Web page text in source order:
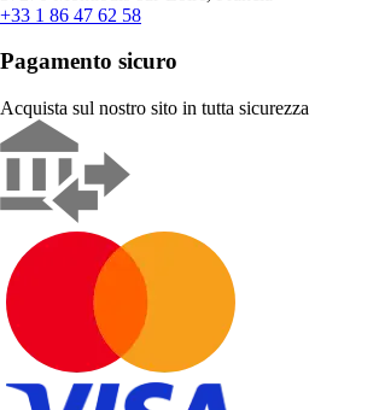
+33 1 86 47 62 58
Pagamento sicuro
Acquista sul nostro sito in tutta sicurezza